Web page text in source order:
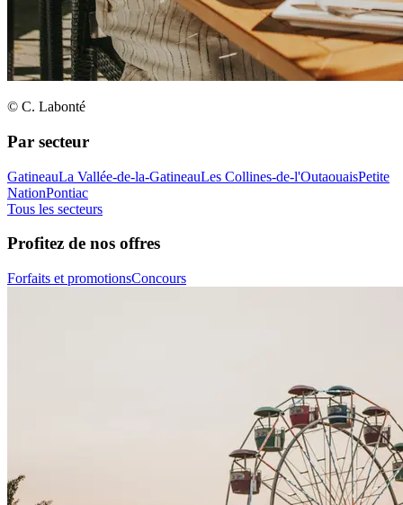
© C. Labonté
Par secteur
GatineauLa Vallée-de-la-GatineauLes Collines-de-l'OutaouaisPetite
NationPontiac
Tous les secteurs
Profitez de nos offres
Forfaits et promotionsConcours